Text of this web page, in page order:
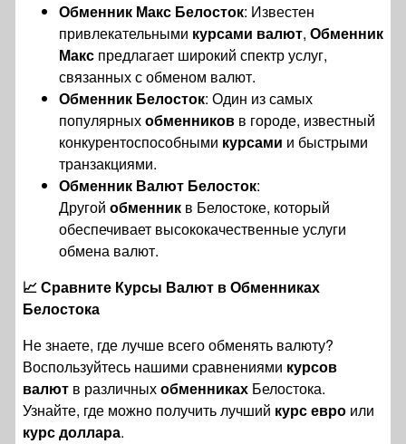
Обменник Макс Белосток: Известен
привлекательными курсами валют, Обменник
Макс предлагает широкий спектр услуг,
связанных с обменом валют.
Обменник Белосток: Один из самых
популярныхобменников в городе, известный
конкурентоспособными курсами и быстрыми
транзакциями.
Обменник Валют Белосток:
Другой обменник в Белостоке, который
обеспечивает высококачественные услуги
обмена валют.
📈 Сравните Курсы Валют в Обменниках
Белостока
Не знаете, где лучше всего обменять валюту?
Воспользуйтесь нашими сравнениями курсов
валют в различныхобменниках Белостока.
Узнайте, где можно получить лучший курс евро или
курс доллара.